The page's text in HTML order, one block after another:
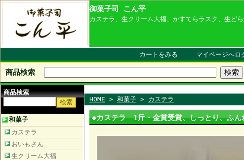
御菓子司 こん平
カステラ、生クリーム大福、かすてらラスク、生ど
カートをみる ｜ マイページへロ
商品検索
商品検索
和菓子
カステラ
おいもさん
生クリーム大福
HOME > 和菓子 > カステラ
◆カステラ 1斤・金賞受賞、しっとり、ふ